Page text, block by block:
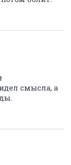
смысла, а